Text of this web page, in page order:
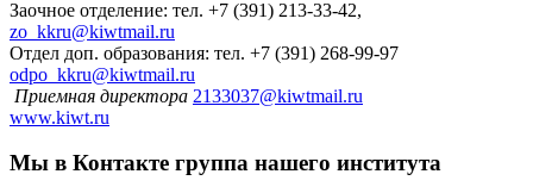
Заочное отделение: тел. +7 (391) 213-33-42,
zo_kkru@kiwtmail.ru
Отдел доп. образования: тел. +7 (391) 268-99-97
odpo_kkru@kiwtmail.ru
Приемная директора 2133037@kiwtmail.ru
www.kiwt.ru
Мы в Контакте группа нашего института